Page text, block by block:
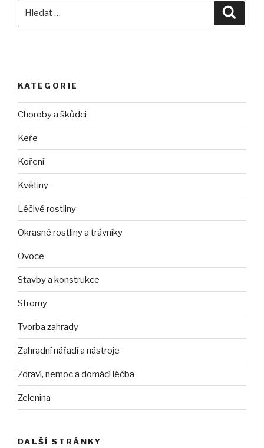
KATEGORIE
Choroby a škůdci
Keře
Koření
Květiny
Léčivé rostliny
Okrasné rostliny a trávníky
Ovoce
Stavby a konstrukce
Stromy
Tvorba zahrady
Zahradní nářadí a nástroje
Zdraví, nemoc a domácí léčba
Zelenina
DALŠÍ STRÁNKY